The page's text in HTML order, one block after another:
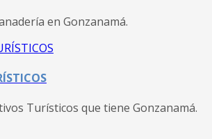
en Gonzanamá.
Turísticos que tiene Gonzanamá.